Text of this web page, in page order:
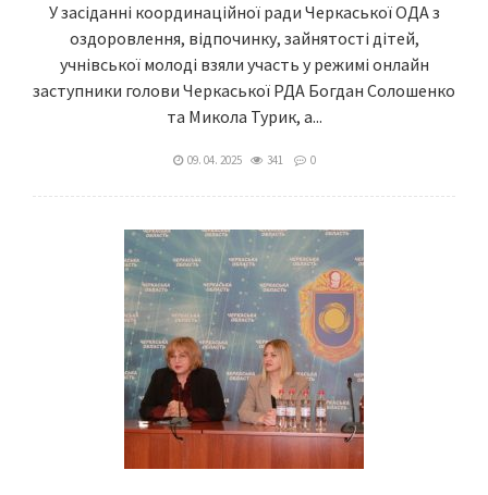
У засіданні координаційної ради Черкаської ОДА з
оздоровлення, відпочинку, зайнятості дітей,
учнівської молоді взяли участь у режимі онлайн
заступники голови Черкаської РДА Богдан Солошенко
та Микола Турик, а...
09. 04. 2025 341 0